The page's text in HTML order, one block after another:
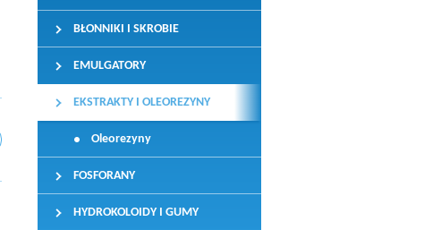
BŁONNIKI I SKROBIE
EMULGATORY
EKSTRAKTY I OLEOREZYNY
Oleorezyny
FOSFORANY
HYDROKOLOIDY I GUMY